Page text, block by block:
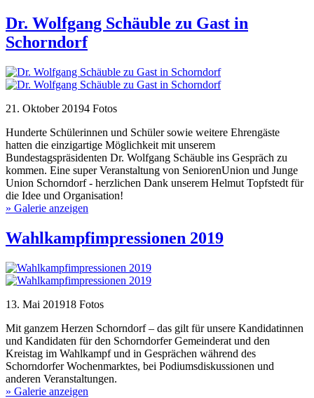
Dr. Wolfgang Schäuble zu Gast in
Schorndorf
21. Oktober 20194 Fotos
Hunderte Schülerinnen und Schüler sowie weitere Ehrengäste
hatten die einzigartige Möglichkeit mit unserem
Bundestagspräsidenten Dr. Wolfgang Schäuble ins Gespräch zu
kommen. Eine super Veranstaltung von SeniorenUnion und Junge
Union Schorndorf - herzlichen Dank unserem Helmut Topfstedt für
die Idee und Organisation!
» Galerie anzeigen
Wahlkampfimpressionen 2019
13. Mai 201918 Fotos
Mit ganzem Herzen Schorndorf – das gilt für unsere Kandidatinnen
und Kandidaten für den Schorndorfer Gemeinderat und den
Kreistag im Wahlkampf und in Gesprächen während des
Schorndorfer Wochenmarktes, bei Podiumsdiskussionen und
anderen Veranstaltungen.
» Galerie anzeigen